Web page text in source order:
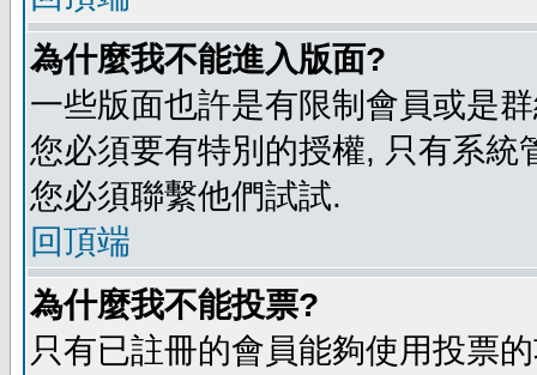
為什麼我不能進入版面?
一些版面也許是有限制會員或是
您必須要有特別的授權, 只有系
您必須聯繫他們試試.
回頂端
為什麼我不能投票?
只有已註冊的會員能夠使用投票